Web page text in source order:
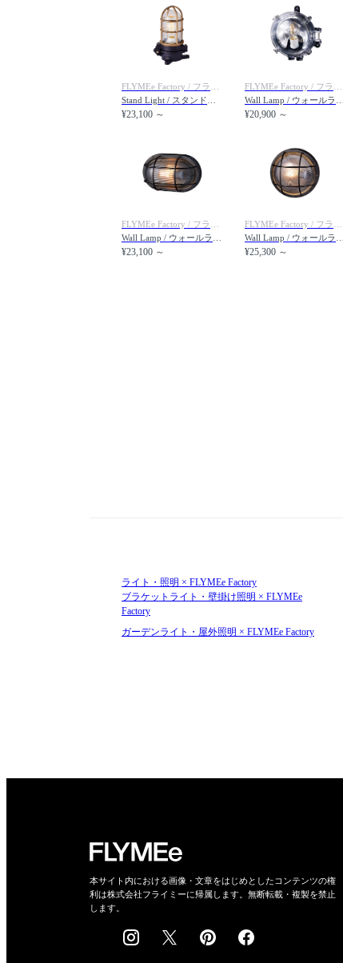
¥23,100 ～ ¥20,900 ～
¥23,100 ～ ¥25,300 ～
ライト・照明 × FLYMEe Factory
ブラケットライト・壁掛け照明 × FLYMEe
Factory
ガーデンライト・屋外照明 × FLYMEe Factory
本サイト内における画像・文章をはじめとしたコンテンツの権
利は株式会社フライミーに帰属します。無断転載・複製を禁止
します。